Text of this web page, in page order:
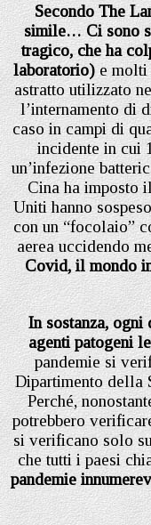
Secondo The
simile… Ci sono
tragico, che ha
laboratorio)e molti
astratto utilizzato
l’internamento di
caso in campi di
incidente in cui
un’infezione
Cina ha imposto
Uniti hanno
con un “focolaio”
aerea uccidendo
Covid, il mondo
In sostanza,
agenti patogeni
pandemie si
Dipartimento della
Perché,
potrebbero
si verificano solo
che tutti i paesi
pandemie